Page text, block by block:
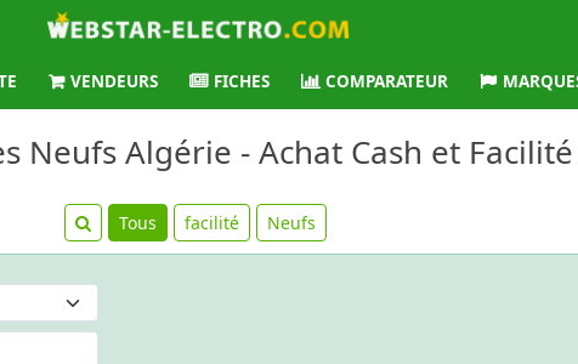
VENDEURS FICHES COMPARATEUR
Neufs Algérie - Achat Cash et
Tous facilité Neufs